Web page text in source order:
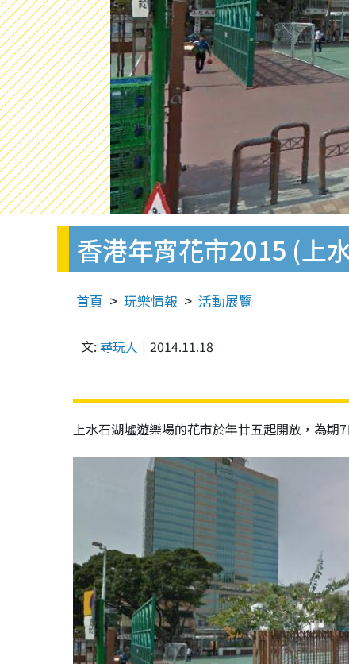
香港年宵花市2015 (上
首頁 玩樂情報 活動展覽
文: 尋玩人 2014.11.18
上水石湖墟遊樂場的花市於年廿五起開放，為期